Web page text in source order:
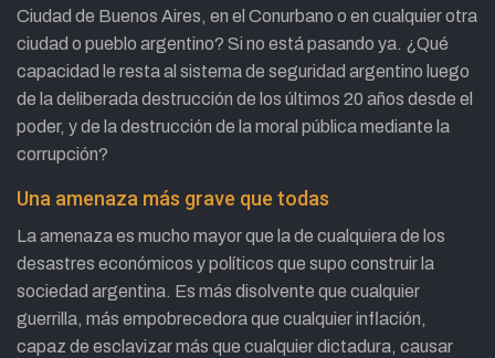
Ciudad de Buenos Aires, en el Conurbano o en cualquier otra
ciudad o pueblo argentino? Si no está pasando ya. ¿Qué
capacidad le resta al sistema de seguridad argentino luego
de la deliberada destrucción de los últimos 20 años desde el
poder, y de la destrucción de la moral pública mediante la
corrupción?
Una amenaza más grave que todas
La amenaza es mucho mayor que la de cualquiera de los
desastres económicos y políticos que supo construir la
sociedad argentina. Es más disolvente que cualquier
guerrilla, más empobrecedora que cualquier inflación,
capaz de esclavizar más que cualquier dictadura, causar